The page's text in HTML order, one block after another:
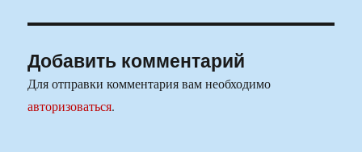
Добавить комментарий
Для отправки комментария вам необходимо
авторизоваться.